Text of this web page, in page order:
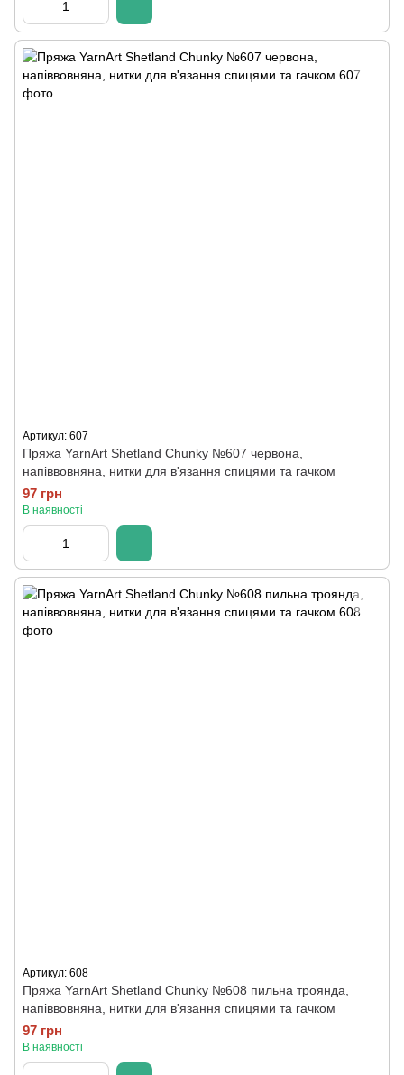
Артикул: 607
Пряжа YarnArt Shetland Chunky №607 червона,
напіввовняна, нитки для в'язання спицями та гачком
97 грн
В наявності
Артикул: 608
Пряжа YarnArt Shetland Chunky №608 пильна троянда,
напіввовняна, нитки для в'язання спицями та гачком
97 грн
В наявності